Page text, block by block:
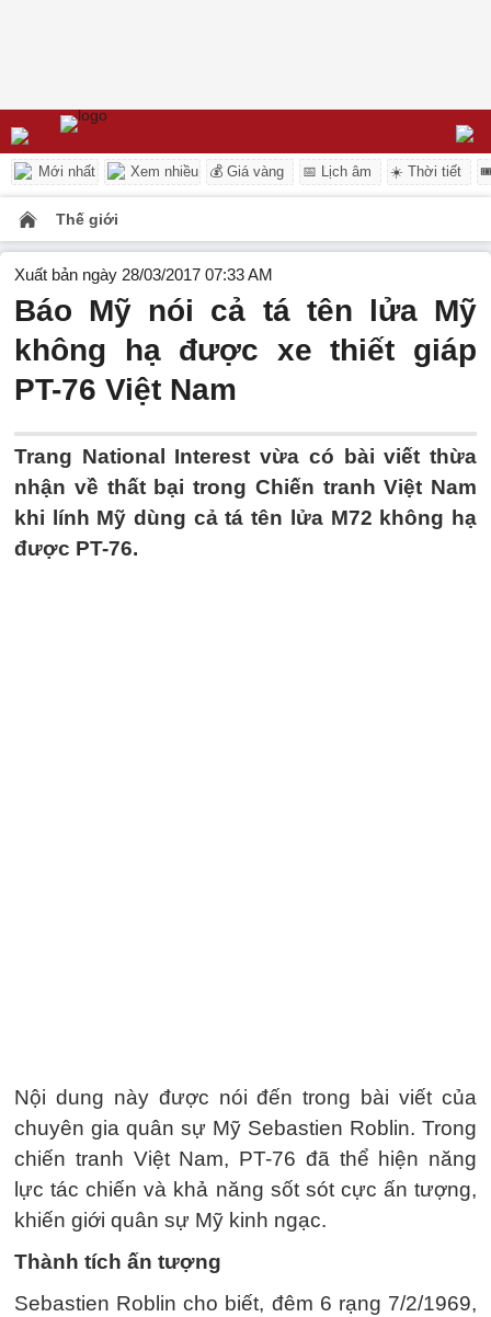
Mới nhất Xem nhiều 💰 Giá vàng 📅 Lịch âm ☀️ Thời tiết
Thế giới
Xuất bản ngày 28/03/2017 07:33 AM
Báo Mỹ nói cả tá tên lửa Mỹ
không hạ được xe thiết giáp
PT-76 Việt Nam
Trang National Interest vừa có bài viết thừa
nhận về thất bại trong Chiến tranh Việt Nam
khi lính Mỹ dùng cả tá tên lửa M72 không hạ
được PT-76.
Nội dung này được nói đến trong bài viết của
chuyên gia quân sự Mỹ Sebastien Roblin. Trong
chiến tranh Việt Nam, PT-76 đã thể hiện năng
lực tác chiến và khả năng sốt sót cực ấn tượng,
khiến giới quân sự Mỹ kinh ngạc.
Thành tích ấn tượng
Sebastien Roblin cho biết, đêm 6 rạng 7/2/1969,